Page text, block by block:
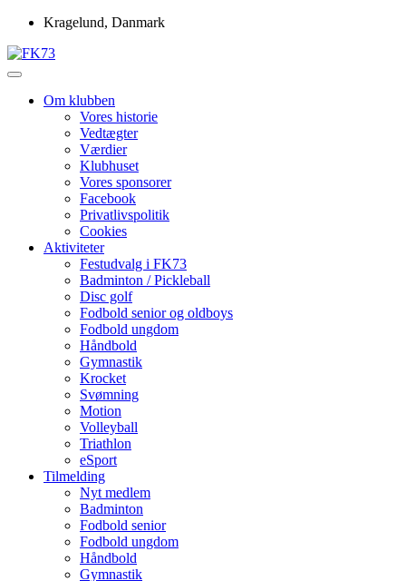
Skip
content
Kragelund, Danmark
FK73
Om klubben
Vores historie
Vedtægter
Værdier
Klubhuset
Vores sponsorer
Facebook
Privatlivspolitik
Cookies
Aktiviteter
Festudvalg i FK73
Badminton / Pickleball
Disc golf
Fodbold senior og oldboys
Fodbold ungdom
Håndbold
Gymnastik
Krocket
Svømning
Motion
Volleyball
Triathlon
eSport
Tilmelding
Nyt medlem
Badminton
Fodbold senior
Fodbold ungdom
Håndbold
Gymnastik